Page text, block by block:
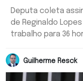
Deputa coleta
de Reginaldo
trabalho para 36
Guilherme Resck